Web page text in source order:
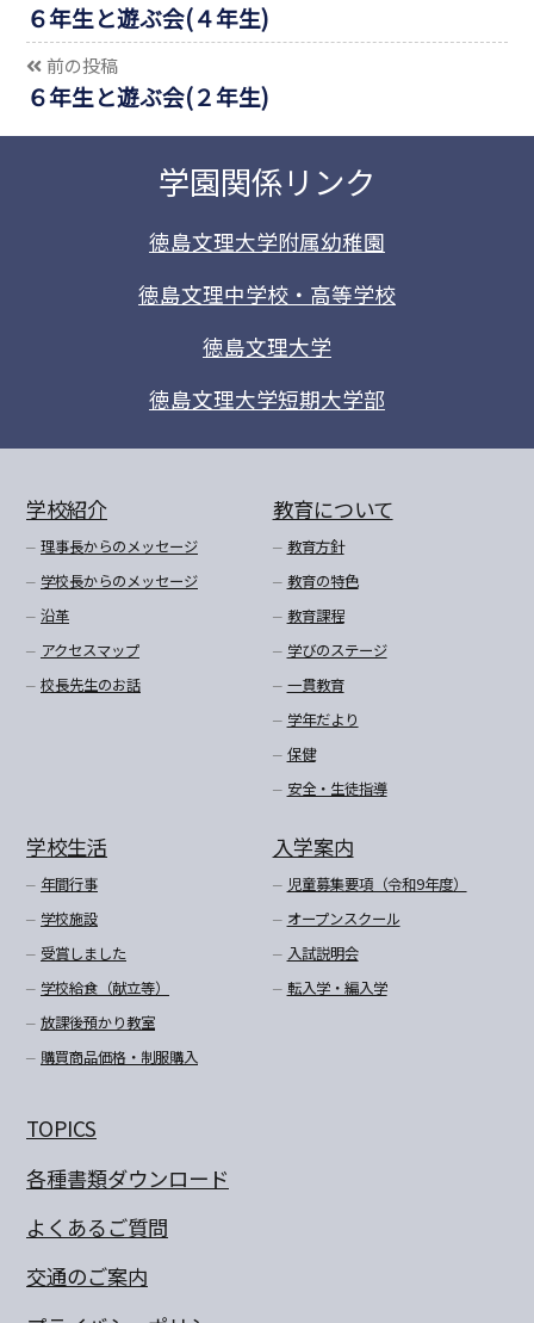
６年生と遊ぶ会(４年生)
前の投稿
６年生と遊ぶ会(２年生)
学園関係リンク
徳島文理大学附属幼稚園
徳島文理中学校・高等学校
徳島文理大学
徳島文理大学短期大学部
学校紹介
理事長からのメッセージ
学校長からのメッセージ
沿革
アクセスマップ
校長先生のお話
教育について
教育方針
教育の特色
教育課程
学びのステージ
一貫教育
学年だより
保健
安全・生徒指導
学校生活
年間行事
学校施設
受賞しました
学校給食（献立等）
放課後預かり教室
購買商品価格・制服購入
入学案内
児童募集要項（令和9年度）
オープンスクール
入試説明会
転入学・編入学
TOPICS
各種書類ダウンロード
よくあるご質問
交通のご案内